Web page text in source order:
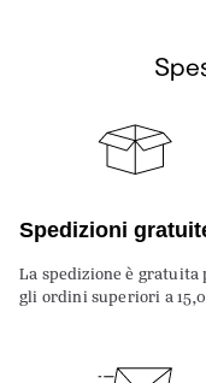
Spedizioni
La spedizione è gratuita
gli ordini superiori a